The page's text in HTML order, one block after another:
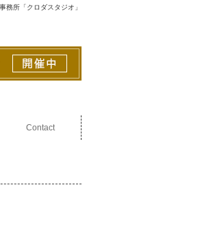
務所「クロダスタジオ」
Contact